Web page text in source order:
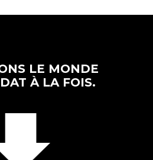
LE MONDE
À LA FOIS.